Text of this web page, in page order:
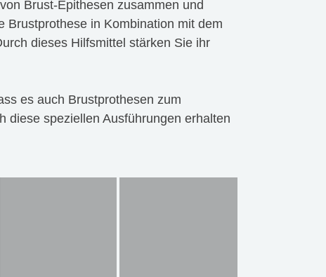
Brust-Epithesen zusammen und
Brustprothese in Kombination mit dem
dieses Hilfsmittel stärken Sie ihr
es auch Brustprothesen zum
diese speziellen Ausführungen erhalten